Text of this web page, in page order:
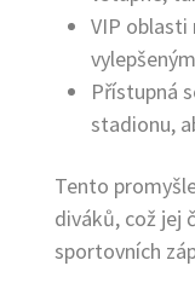
VIP oblasti
Přístupná
stadionu,
Tento
diváků, což jej
sportovních